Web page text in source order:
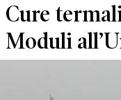
Cure
Moduli